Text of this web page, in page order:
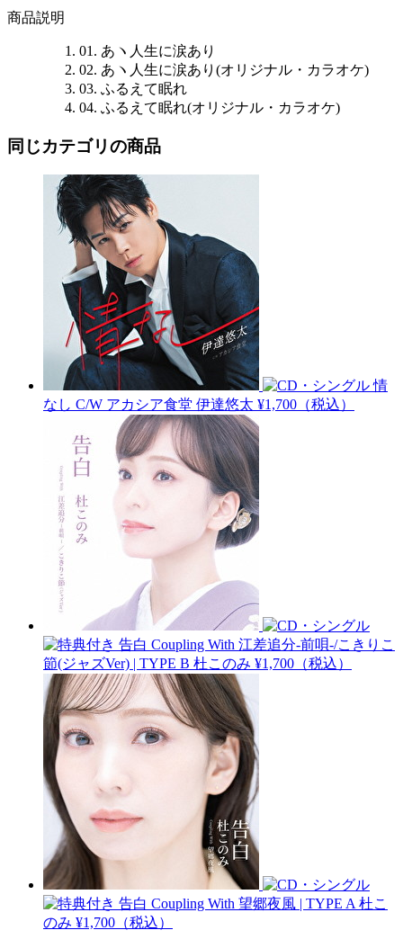
商品説明
01. あヽ人生に涙あり
02. あヽ人生に涙あり(オリジナル・カラオケ)
03. ふるえて眠れ
04. ふるえて眠れ(オリジナル・カラオケ)
同じカテゴリの商品
情
なし C/W アカシア食堂 伊達悠太 ¥1,700（税込）
告白 Coupling With 江差追分-前唄-/こきりこ
節(ジャズVer) | TYPE B 杜このみ ¥1,700（税込）
告白 Coupling With 望郷夜風 | TYPE A 杜こ
のみ ¥1,700（税込）